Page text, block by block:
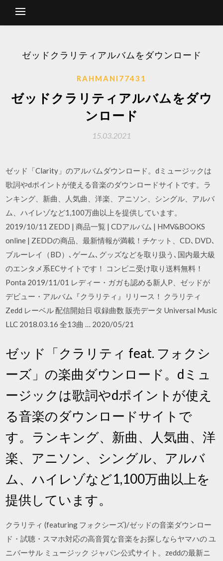
ゼッドクラリティアルバムをダウンロード
RAHMANI77431
ゼッドクラリティアルバムをダウ
ンロード
15.03.2021
ゼッド「Clarity」のアルバムダウンロード。dミュージックは
歌詞やdポイントが使える音楽のダウンロードサイトです。ラ
ンキング、新曲、人気曲、洋楽、アニソン、シングル、アルバ
ム、ハイレゾなど1,100万曲以上を提供しています。
2019/10/11 ZEDD | 商品一覧 | CDアルバム | HMV&BOOKS
online | ZEDDの商品、最新情報が満載！チケット、CD､DVD､
ブルーレイ（BD）､ゲーム､グッズなどを取り扱う､国内最大級
のエンタメ系ECサイトです！ コンビニ受け取り送料無料！
Ponta 2019/11/01 レディー・ガガも認める新人P、ゼッドが
デビュー・アルバム『クラリティ』リリース！ クラリティ
Zedd レーベル 配信開始日 収録曲数 販売データ Universal Music
LLC 2018.03.16 全13曲 … 2020/05/21
ゼッド「クラリティ feat. フォクシ
ーズ」の楽曲ダウンロード。dミュ
ージックは歌詞やdポイントが使え
る音楽のダウンロードサイトで
す。ランキング、新曲、人気曲、洋
楽、アニソン、シングル、アルバ
ム、ハイレゾなど1,100万曲以上を
提供しています。
クラリティ (featuring フォクシーズ)/ゼッドの音楽ダウンロー
ド・試聴・スマホ対応の高音質な音楽をお探しならヤマハの ユ
ニバーサル ミュージック ジャパン公式サイト。zeddの最新ニ